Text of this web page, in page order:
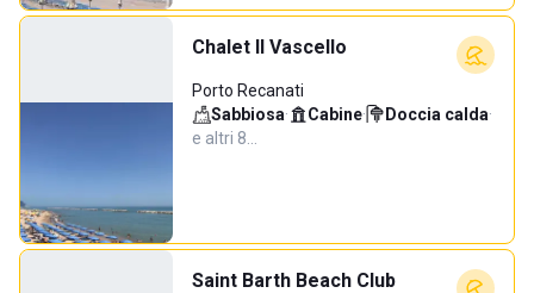
Chalet Il Vascello
Porto Recanati
Sabbiosa· Cabine· Doccia calda·
e altri 8…
Saint Barth Beach Club